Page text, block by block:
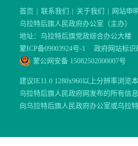
首页 联系我们 关于我们 网站申
乌拉特后旗人民政府办公室（主办）
地址：乌拉特后旗党政综合办公大楼
蒙ICP备09003924号-1
政府网站标识
蒙公网安备 15082502000007号
建议IE11.0 1280x960以上分辨率浏览
乌拉特后旗人民政府网发布的所有信
向乌拉特后旗人民政府办公室或乌拉